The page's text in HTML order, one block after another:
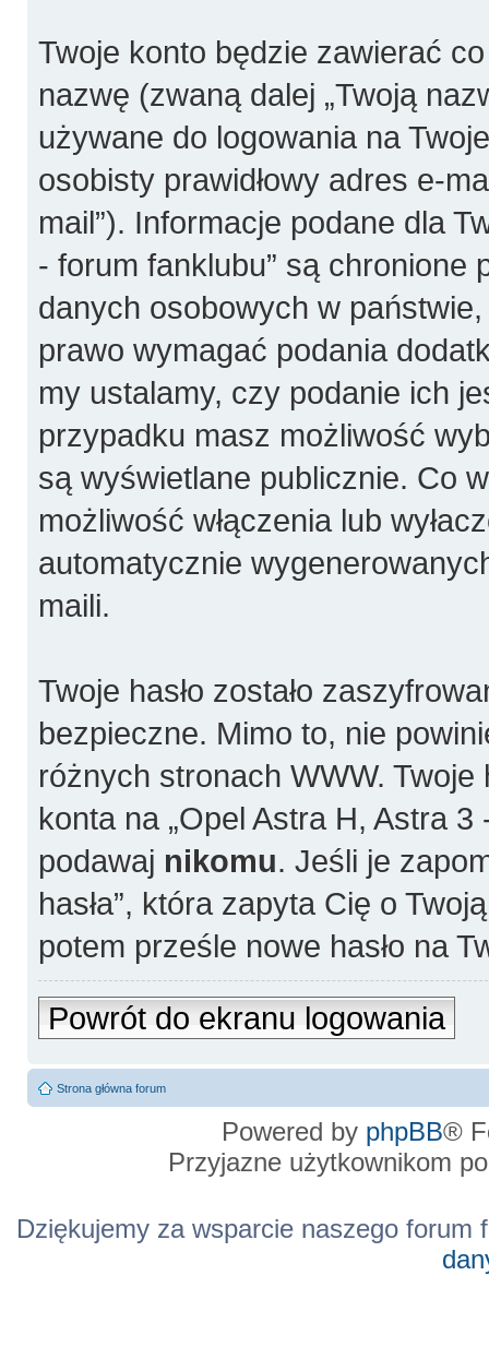
Twoje konto będzie zawierać
nazwę (zwaną dalej „Twoją
używane do logowania na
osobisty prawidłowy adres e-
mail”). Informacje podane dla
- forum fanklubu” są
danych osobowych w
prawo wymagać podania
my ustalamy, czy podanie ich
przypadku masz możliwość
są wyświetlane publicznie. Co
możliwość włączenia lub
automatycznie
maili.
Twoje hasło zostało
bezpieczne. Mimo to, nie
różnych stronach WWW. Twoje
konta na „Opel Astra H, Astra
podawaj nikomu. Jeśli je
hasła”, która zapyta Cię o
potem prześle nowe hasło na
Powrót do ekranu logowania
Strona główna forum
Powered by phpBB®
Przyjazne użytkownikom
Dziękujemy za wsparcie naszego